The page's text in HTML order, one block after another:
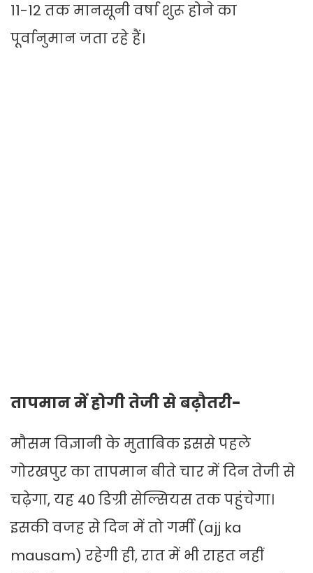
11-12 तक मानसूनी वर्षा शुरू होने का
पूर्वानुमान जता रहे हैं।
तापमान में होगी तेजी से बढ़ौतरी-
मौसम विज्ञानी के मुताबिक इससे पहले
गोरखपुर का तापमान बीते चार में दिन तेजी से
चढ़ेगा, यह 40 डिग्री सेल्सियस तक पहुंचेगा।
इसकी वजह से दिन में तो गर्मी (ajj ka
mausam) रहेगी ही, रात में भी राहत नहीं